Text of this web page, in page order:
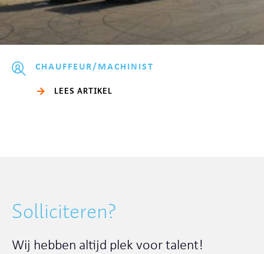
CHAUFFEUR/MACHINIST
LEES ARTIKEL
Solliciteren?
Wij hebben altijd plek voor talent!